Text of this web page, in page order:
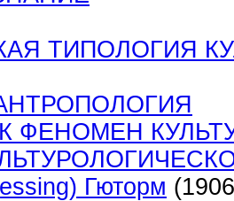
ТИПОЛОГИЯ
ФЕНОМЕН
Гюторм